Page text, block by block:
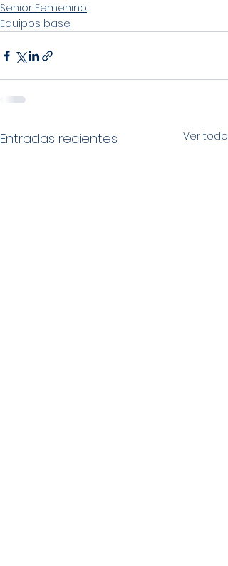
Senior Femenino
Equipos base
Entradas recientes Ver todo